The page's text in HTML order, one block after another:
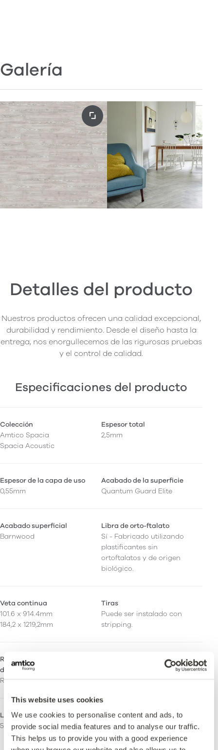
This website uses cookies
We use cookies to personalise content and ads, to
provide social media features and to analyse our traffic.
This helps us to provide you with a good experience
Galería
Detalles del producto
Nuestros productos ofrecen una calidad excepcional,
durabilidad y rendimiento. Desde el diseño hasta la
entrega, nos enorgullecemos de las rigurosas pruebas
y el control de calidad.
Especificaciones del producto
Colección
Amtico Spacia
Spacia Acoustic
Espesor total
2,5mm
Espesor de la capa de uso
0,55mm
Acabado de la superficie
Quantum Guard Elite
Acabado superficial
Barnwood
Libra de orto-ftalato
Sí - Fabricado utilizando
plastificantes sin
ortoftalatos y de origen
biológico.
Veta continua
101.6 x 914.4mm
184,2 x 1219,2mm
Tiras
Puede ser instalado con
stripping.
Resistencia al
deslizamiento
R10
LRV - Valor Y
50
Emisiones
M1 Certificado
Indoor Air Comfort Gold